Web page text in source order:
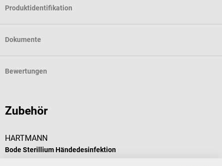
Produktidentifikation
Dokumente
Bewertungen
Zubehör
HARTMANN
Bode Sterillium Händedesinfektion